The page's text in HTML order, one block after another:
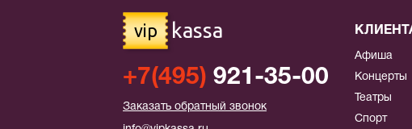
vip kassa
+7(495) 921-35-00
Заказать обратный звонок
Афиша
Концерты
Театры
Спорт